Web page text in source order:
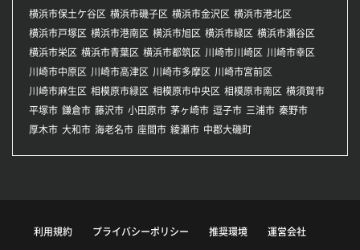
横浜市保土ケ谷区 横浜市磯子区 横浜市金沢区 横浜市港北区
横浜市戸塚区 横浜市港南区 横浜市旭区 横浜市緑区 横浜市瀬谷区
横浜市栄区 横浜市青葉区 横浜市都筑区 川崎市川崎区 川崎市幸区
川崎市中原区 川崎市高津区 川崎市多摩区 川崎市宮前区
川崎市麻生区 相模原市緑区 相模原市中央区 相模原市南区 横須賀市
平塚市 鎌倉市 藤沢市 小田原市 茅ヶ崎市 逗子市 三浦市 秦野市
厚木市 大和市 海老名市 座間市 綾瀬市 中郡大磯町
利用規約 プライバシーポリシー 推奨環境 運営会社